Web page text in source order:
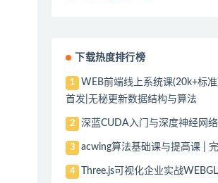
下载热度排行榜
1
WEB前端线上系统课(20k+标
首发|无秘更新数据结构与算法
2 深蓝CUDA入门与深度神经网
3 acwing算法基础课与提高课 |
4 Three.js可视化企业实战